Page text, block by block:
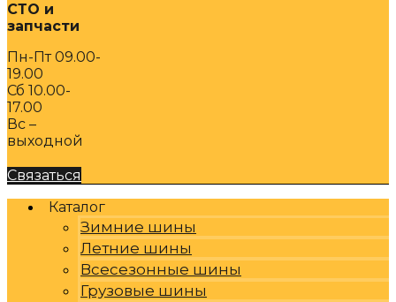
СТО и
запчасти
Пн-Пт 09.00-
19.00
Сб 10.00-
17.00
Вс –
выходной
Связаться
Каталог
Зимние шины
Летние шины
Всесезонные шины
Грузовые шины